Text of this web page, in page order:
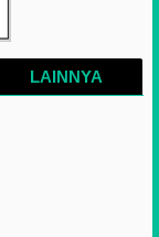
LAINNYA